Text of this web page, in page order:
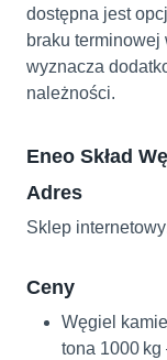
dostępna jest
braku terminowej
wyznacza
należności.
Eneo Skład
Adres
Sklep
Ceny
Węgiel
tona 1000 kg